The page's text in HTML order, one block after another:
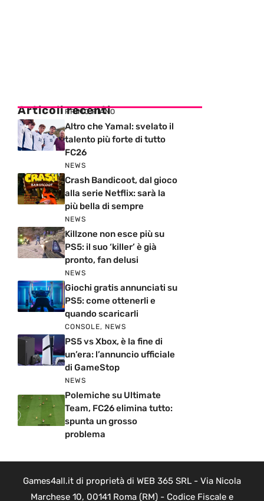
Articoli recenti
PRIMO PIANO
Altro che Yamal: svelato il
talento più forte di tutto
FC26
NEWS
Crash Bandicoot, dal gioco
alla serie Netflix: sarà la
più bella di sempre
NEWS
Killzone non esce più su
PS5: il suo ‘killer’ è già
pronto, fan delusi
NEWS
Giochi gratis annunciati su
PS5: come ottenerli e
quando scaricarli
CONSOLE, NEWS
PS5 vs Xbox, è la fine di
un’era: l’annuncio ufficiale
di GameStop
NEWS
Polemiche su Ultimate
Team, FC26 elimina tutto:
spunta un grosso
problema
Games4all.it di proprietà di WEB 365 SRL - Via Nicola
Marchese 10, 00141 Roma (RM) - Codice Fiscale e